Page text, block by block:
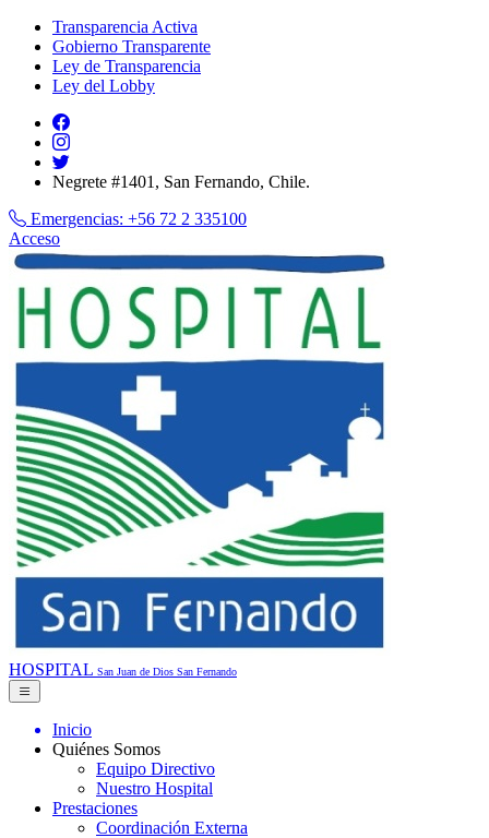
Transparencia Activa
Gobierno Transparente
Ley de Transparencia
Ley del Lobby
Negrete #1401, San Fernando, Chile.
Emergencias: +56 72 2 335100
Acceso
HOSPITAL San Juan de Dios San Fernando
Inicio
Quiénes Somos
Equipo Directivo
Nuestro Hospital
Prestaciones
Coordinación Externa